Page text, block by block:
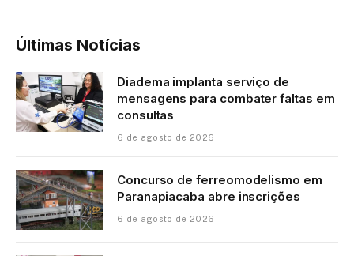
Últimas Notícias
Diadema implanta serviço de
mensagens para combater faltas em
consultas
6 de agosto de 2026
Concurso de ferreomodelismo em
Paranapiacaba abre inscrições
6 de agosto de 2026